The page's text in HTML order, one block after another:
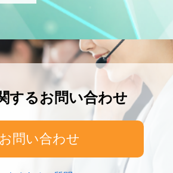
するお問い合わせ
お問い合わせ